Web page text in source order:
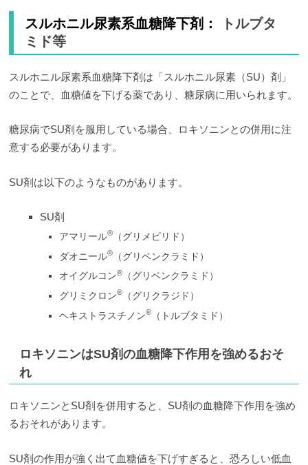
スルホニル尿素系血糖降下剤：
トルブタ
ミド等
スルホニル尿素系血糖降下剤は「スルホニル尿素（SU）剤」
のことで、血糖値を下げる薬であり、糖尿病に用いられます。
糖尿病でSU剤を服用している場合、ロキソニンとの併用に注
意する必要があります。
SU剤は以下のようなものがあります。
SU剤
アマリール®
（グリメピリド）
ダオニール®
（グリベンクラミド）
オイグルコン®
（グリベンクラミド）
グリミクロン®
（グリクラジド）
ヘキストラスチノン® （トルブタミド）
ロキソニンはSU剤の血糖降下作用を強めるおそ
れ
ロキソニンとSU剤を併用すると、SU剤の血糖降下作用を強め
るおそれがあります。
SU剤の作用が強く出て血糖値を下げすぎると、恐ろしい低血